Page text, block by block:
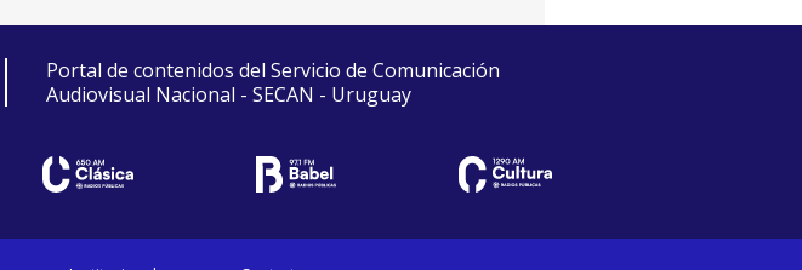
Portal de contenidos del Servicio de Comunicación
Audiovisual Nacional - SECAN - Uruguay